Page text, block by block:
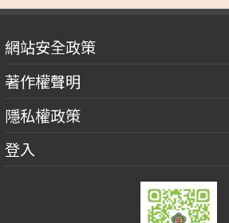
網站安全政策
著作權聲明
隱私權政策
登入